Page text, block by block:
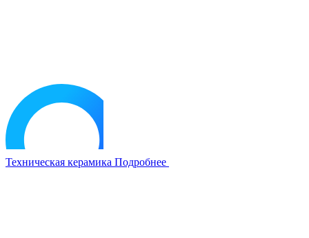
Техническая керамика Подробнее